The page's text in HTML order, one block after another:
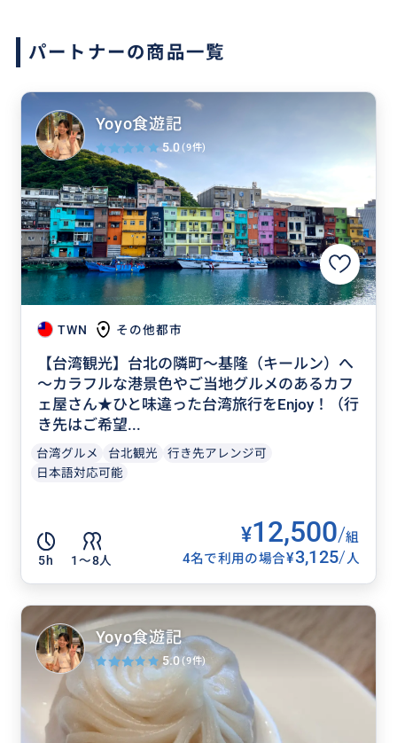
パートナーの商品一覧
TWN その他都市
【台湾観光】台北の隣町～基隆（キールン）へ
～カラフルな港景色やご当地グルメのあるカフ
ェ屋さん★ひと味違った台湾旅行をEnjoy！（行
き先はご希望...
台湾グルメ 台北観光
行き先アレンジ可
日本語対応可能
5h 1〜8人
¥12,500/組
4名で利用の場合¥3,125/人
Yoyo食遊記
5.0(9件)
Yoyo食遊記
5.0 (9件)